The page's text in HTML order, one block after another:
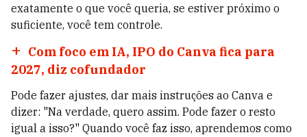
exatamente o que você queria, se estiver próximo o
suficiente, você tem controle.
Com foco em IA, IPO do Canva fica para
2027, diz cofundador
Pode fazer ajustes, dar mais instruções ao Canva e
dizer: "Na verdade, quero assim. Pode fazer o resto
igual a isso?" Quando você faz isso, aprendemos como